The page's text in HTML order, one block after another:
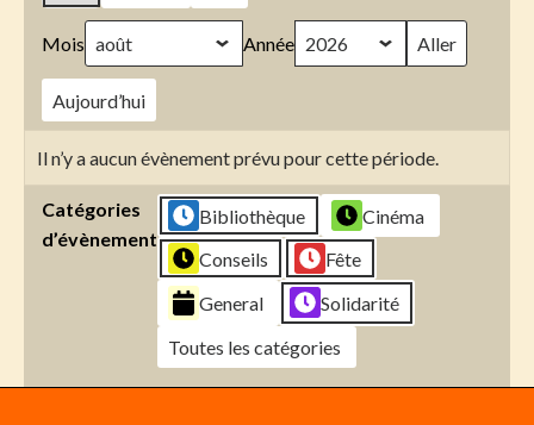
Mois Année
Aujourd’hui
Il n’y a aucun évènement prévu pour cette période.
Catégories
d’évènement
Bibliothèque
Cinéma
Conseils
Fête
General
Solidarité
Toutes les catégories